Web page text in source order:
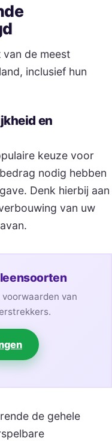
de meest
inclusief hun
en
keuze voor
nodig hebben
Denk hierbij aan
van uw
van
de gehele